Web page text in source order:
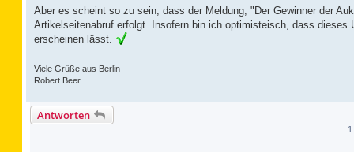
Aber es scheint so zu sein, dass der Meldung, "Der Gewinner der
Artikelseitenabruf erfolgt. Insofern bin ich optimisteisch, dass dieses
erscheinen lässt.
Viele Grüße aus Berlin
Robert Beer
Antworten